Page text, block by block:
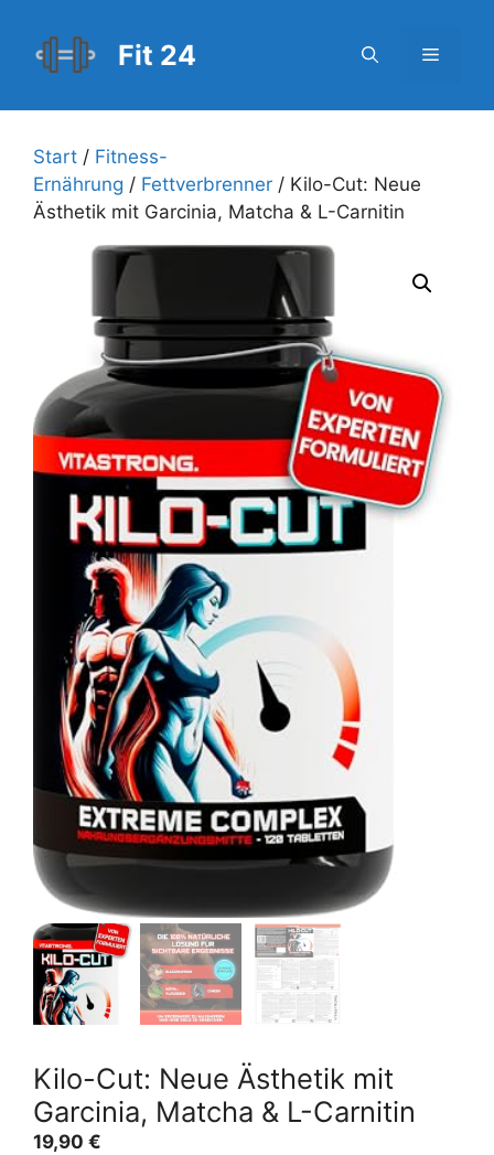
Inhalt
springen
Fit 24 Menü
Start / Fitness-
Ernährung / Fettverbrenner / Kilo-Cut: Neue
Ästhetik mit Garcinia, Matcha & L-Carnitin
Kilo-Cut: Neue Ästhetik mit
Garcinia, Matcha & L-Carnitin
19,90 €